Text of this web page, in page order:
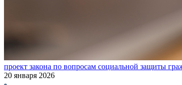
проект закона по вопросам социальной защиты
20 января 2026